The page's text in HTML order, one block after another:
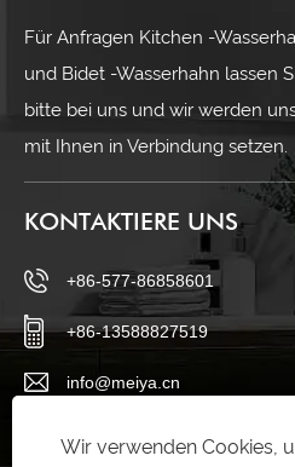
Für Anfragen Kitchen -
und Bidet -Wasserhahn lassen
bitte bei uns und wir werden
mit Ihnen in Verbindung setzen.
KONTAKTIERE UNS
+86-577-86858601
+86-13588827519
info@meiya.cn
Haigong Avenue, Distrikt
Wir verwenden Cookies,